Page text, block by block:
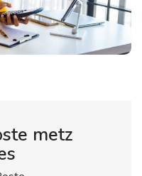
metz